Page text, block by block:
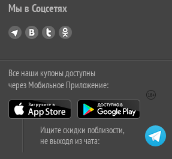
Мы в Соцсетях
Все наши купоны доступны
через Мобильное Приложение:
Ищите скидки поблизости,
не выходя из чата: